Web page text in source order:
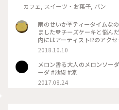
カフェ, スイーツ・お菓子, パン
雨のせいか☔️ティータイムな
ました🧡チーズケーキと悩ん
内にはアーティスト⁉️のアク
また行きたいお店です❗️
2018.10.10
メロン香る大人のメロンソー
ーダ #池袋 #涼
2017.08.24